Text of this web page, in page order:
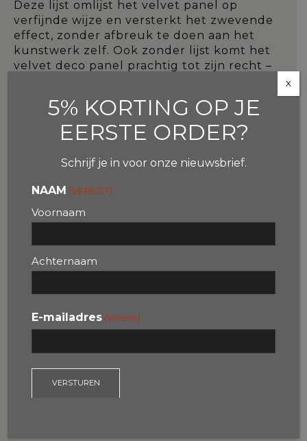
Deze lijst omlijst het velvet panel op
verfijnde wijze en versterkt het zwevende
effect, zonder afbreuk te doen aan het
kunstwerk zelf. Ook zonder lijst komt het
velvet deco panel prachtig tot zijn recht –
Deze wanddecoratie is eenvoudig op te
hangen en wordt standaard geleverd met
een ophangsysteem aan de achterzijde.
Breng warmte en elegantie in uw
onderscheidt zich door de zachte,
luxe uitstraling en een subtiele glans. De
velvet afwerking geeft het kunstwerk
diepte en karakter, en maakt het een echte
Hetvelvet deco panel
keuze voor moderne, klassieke of hotel
chique interieurs. De kleuren komen extra
5% KORTING OP JE
EERSTE ORDER?
Schrijf je in voor onze nieuwsbrief.
NAAM (VEREIST)
Voornaam
Achternaam
E-mailadres (Vereist)
X